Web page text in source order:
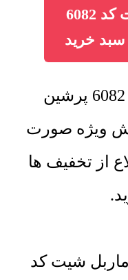
افزودن ماربل شیت کد 6082
سبد خرید
خرید ماربل شیت کد 6082 پرشین
ویژه صورت
از تخفیف ها
شیت کد